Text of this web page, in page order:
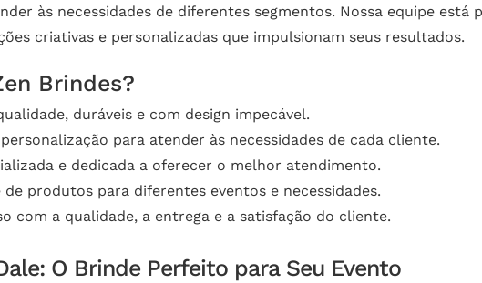
às necessidades de diferentes segmentos. Nossa equipe
criativas e personalizadas que impulsionam seus resultados.
Brindes?
duráveis e com design impecável.
para atender às necessidades de cada cliente.
e dedicada a oferecer o melhor atendimento.
de produtos para diferentes eventos e necessidades.
com a qualidade, a entrega e a satisfação do cliente.
O Brinde Perfeito para Seu Evento